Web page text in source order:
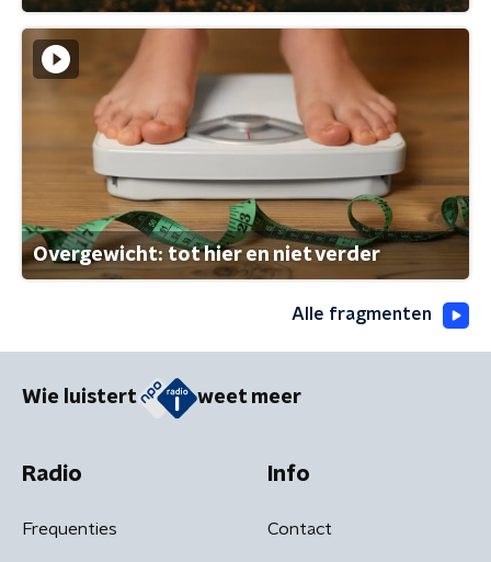
Overgewicht: tot hier en niet verder
Alle fragmenten
Wie luistert weet meer
Radio
Frequenties
Info
Contact